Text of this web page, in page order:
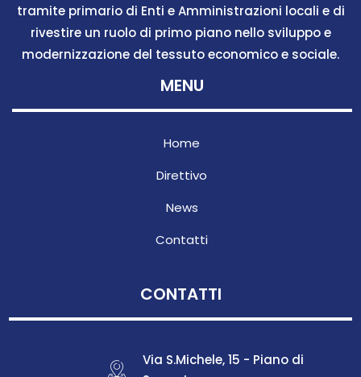
tramite primario di Enti e Amministrazioni locali e di
rivestire un ruolo di primo piano nello sviluppo e
modernizzazione del tessuto economico e sociale.
MENU
Home
Direttivo
News
Contatti
CONTATTI
Via S.Michele, 15 - Piano di